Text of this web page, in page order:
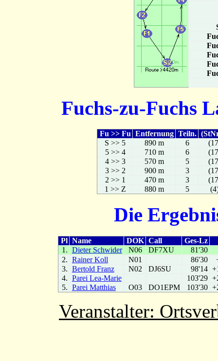
Fuchs-zu-Fuchs
Fu >> Fu Entfernung Teiln.
S >> 5
890 m 6
5 >> 4
710 m 6
4 >> 3
570 m 5
3 >> 2
900 m 3
2 >> 1
470 m 3
1 >> Z
880 m 5
Die
Pl Name DOK Call Ges-Lz
1. Dieter Schwider N06 DF7XU
81'30
2. Rainer Koll N01 86'30
3. Bertold Franz N02 DJ6SU 98'14
4. Parei Lea-Marie 103'29
5. Parei Matthias O03 DO1EPM 103'30
Veranstalter: